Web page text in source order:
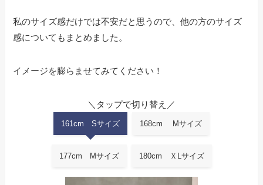
私のサイズ感だけでは不安だと思うので、他の方のサイズ
感についてもまとめました。
イメージを膨らませてみてください！
＼タップで切り替え／
161cm Sサイズ 168cm Mサイズ
177cm Mサイズ 180cm ＸLサイズ